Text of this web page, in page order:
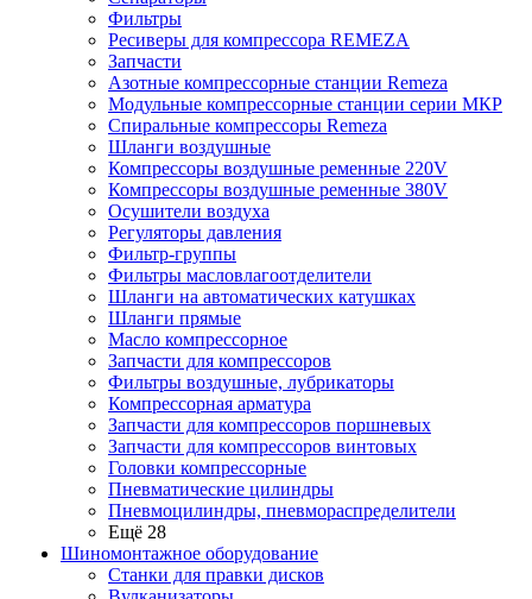
Фильтры
Ресиверы для компрессора REMEZA
Запчасти
Азотные компрессорные станции Remeza
Модульные компрессорные станции серии МКР
Спиральные компрессоры Remeza
Шланги воздушные
Компрессоры воздушные ременные 220V
Компрессоры воздушные ременные 380V
Осушители воздуха
Регуляторы давления
Фильтр-группы
Фильтры масловлагоотделители
Шланги на автоматических катушках
Шланги прямые
Масло компрессорное
Запчасти для компрессоров
Фильтры воздушные, лубрикаторы
Компрессорная арматура
Запчасти для компрессоров поршневых
Запчасти для компрессоров винтовых
Головки компрессорные
Пневматические цилиндры
Пневмоцилиндры, пневмораспределители
Ещё 28
Шиномонтажное оборудование
Станки для правки дисков